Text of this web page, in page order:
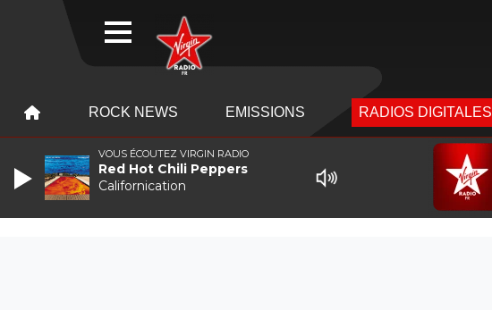
ROCK NEWS EMISSIONS RADIOS DIGITALES
VOUS ÉCOUTEZ VIRGIN RADIO
Red Hot Chili Peppers
Californication
WEBRADIO